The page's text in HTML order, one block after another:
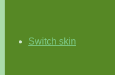
Switch skin